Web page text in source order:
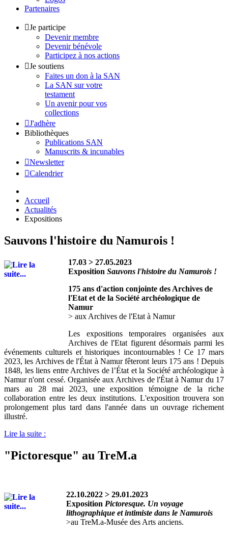
Partenaires
Je participe
Devenir membre
Devenir bénévole
Participez à nos actions
Je soutiens
Faites un don à la SAN
La SAN sur votre
testament
Un avenir pour vos
collections
J'adhère
Bibliothèques
Publications SAN
Manuscrits & incunables
Newsletter
Calendrier
Accueil
Actualités
Expositions
Sauvons l'histoire du Namurois !
17.03 > 27.05.2023
Exposition Sauvons l'histoire du Namurois !
175 ans d'action conjointe des Archives de
l'Etat et de la Société archéologique de
Namur
> aux Archives de l'Etat à Namur
Les expositions temporaires organisées aux
Archives de l'Etat figurent désormais parmi les
événements culturels et historiques incontournables ! Ce 17 mars
2023, les Archives de l'État à Namur fêteront leurs 175 ans ! Depuis
1848, les liens entre Archives de l’État et la Société archéologique à
Namur n'ont cessé. Organisée aux Archives de l'État à Namur du 17
mars au 28 mai 2023, une exposition témoigne de la riche
collaboration entre les deux institutions. L'exposition trouvera son
prolongement plus tard dans l'année dans un ouvrage richement
illustré.
Lire la suite :
"Pictoresque" au TreM.a
22.10.2022 > 29.01.2023
Exposition Pictoresque. Un voyage
lithographique et intimiste dans le Namurois
>au TreM.a-Musée des Arts anciens.